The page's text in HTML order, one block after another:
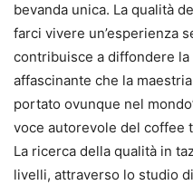
bevanda unica. La qualità
farci vivere un’esperienza
contribuisce a diffondere
affascinante che la
portato ovunque nel
voce autorevole del coffee
La ricerca della qualità in
livelli, attraverso lo studio